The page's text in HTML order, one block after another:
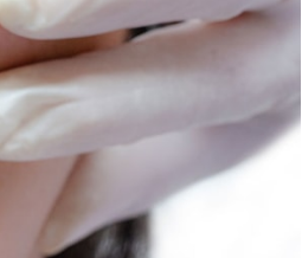
Brand, dilinin kenarında hafif
nedeniyle strese bağlı
ağrı, altı hafta boyunca
kontroller sonucunda
konuldu.